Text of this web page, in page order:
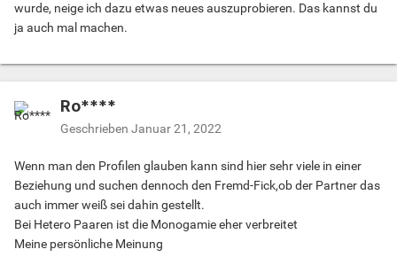
wurde, neige ich dazu etwas neues auszuprobieren. Das kannst du
ja auch mal machen.
Ro****
Geschrieben Januar 21, 2022
Wenn man den Profilen glauben kann sind hier sehr viele in einer
Beziehung und suchen dennoch den Fremd-Fick,ob der Partner das
auch immer weiß sei dahin gestellt.
Bei Hetero Paaren ist die Monogamie eher verbreitet
Meine persönliche Meinung